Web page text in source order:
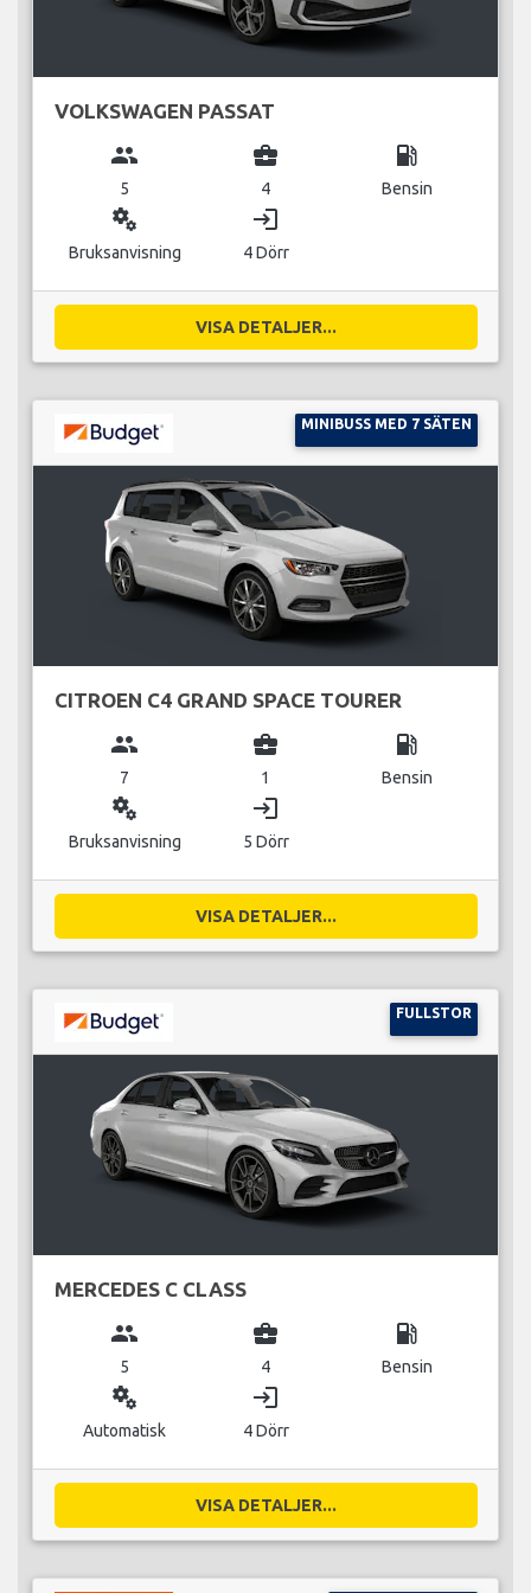
VOLKSWAGEN PASSAT
group
5
business_center
4
local_gas_station
Bensin
miscellaneous_services
Bruksanvisning
login
4 Dörr
VISA DETALJER...
MINIBUSS MED 7 SÄTEN
CITROEN C4 GRAND SPACE TOURER
group
7
business_center
1
local_gas_station
Bensin
miscellaneous_services
Bruksanvisning
login
5 Dörr
VISA DETALJER...
FULLSTOR
MERCEDES C CLASS
group
5
business_center
4
local_gas_station
Bensin
miscellaneous_services
Automatisk
login
4 Dörr
VISA DETALJER...